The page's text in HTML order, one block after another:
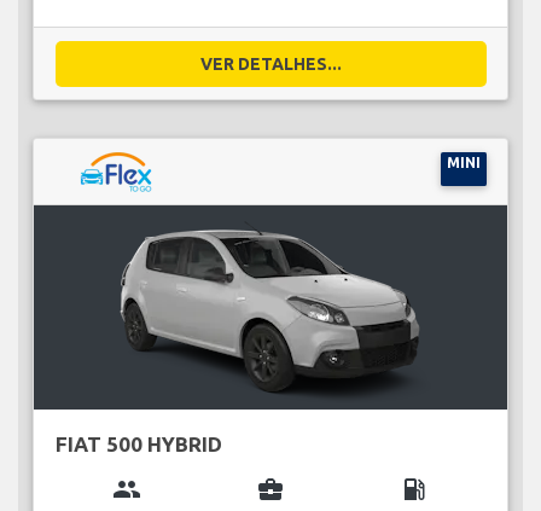
VER DETALHES...
MINI
FIAT 500 HYBRID
group business_center local_gas_station